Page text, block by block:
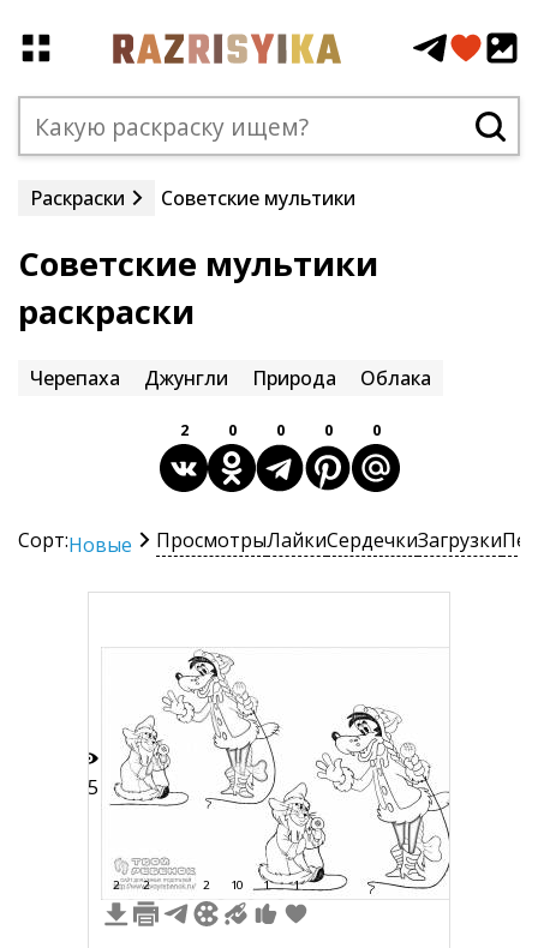
Раскраски Советские мультики
Советские мультики
раскраски
Черепаха Джунгли Природа Облака
2 0 0 0 0
Сорт:Новые ПросмотрыЛайкиСердечкиЗагрузки
45
2 2 2 10 1 1